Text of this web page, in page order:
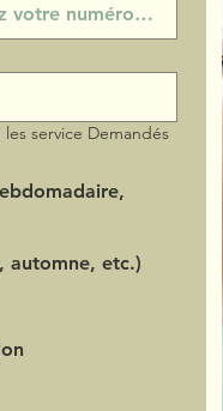
service Demandés
automne, etc.)